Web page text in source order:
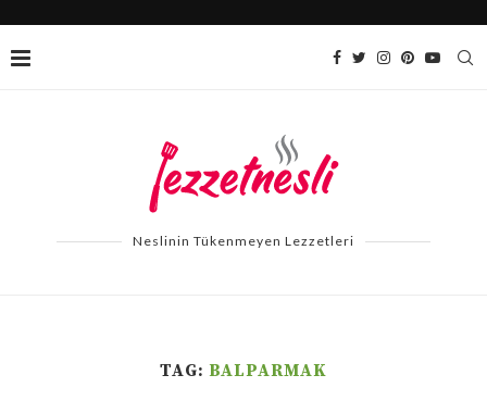
Neslinin Tükenmeyen Lezzetleri
TAG: BALPARMAK